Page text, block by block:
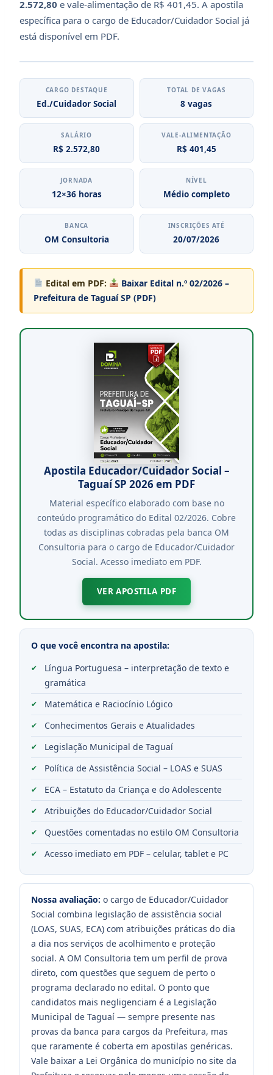
2.572,80 e vale-alimentação de R$ 401,45. A apostila
específica para o cargo de Educador/Cuidador Social já
está disponível em PDF.
CARGO DESTAQUE
Ed./Cuidador Social
TOTAL DE VAGAS
8 vagas
SALÁRIO
R$ 2.572,80
VALE-ALIMENTAÇÃO
R$ 401,45
JORNADA
12×36 horas
NÍVEL
Médio completo
BANCA
OM Consultoria
INSCRIÇÕES ATÉ
20/07/2026
Edital em PDF:
Baixar Edital n.º 02/2026 –
Prefeitura de Taguaí SP (PDF)
Apostila Educador/Cuidador Social –
Taguaí SP 2026 em PDF
Material específico elaborado com base no
conteúdo programático do Edital 02/2026. Cobre
todas as disciplinas cobradas pela banca OM
Consultoria para o cargo de Educador/Cuidador
Social. Acesso imediato em PDF.
VER APOSTILA PDF
O que você encontra na apostila:
Língua Portuguesa – interpretação de texto e
gramática
Matemática e Raciocínio Lógico
Conhecimentos Gerais e Atualidades
Legislação Municipal de Taguaí
Política de Assistência Social – LOAS e SUAS
ECA – Estatuto da Criança e do Adolescente
Atribuições do Educador/Cuidador Social
Questões comentadas no estilo OM Consultoria
Acesso imediato em PDF – celular, tablet e PC
Nossa avaliação: o cargo de Educador/Cuidador
Social combina legislação de assistência social
(LOAS, SUAS, ECA) com atribuições práticas do dia
a dia nos serviços de acolhimento e proteção
social. A OM Consultoria tem um perfil de prova
direto, com questões que seguem de perto o
programa declarado no edital. O ponto que
candidatos mais negligenciam é a Legislação
Municipal de Taguaí — sempre presente nas
provas da banca para cargos da Prefeitura, mas
que raramente é coberta em apostilas genéricas.
Vale baixar a Lei Orgânica do município no site da